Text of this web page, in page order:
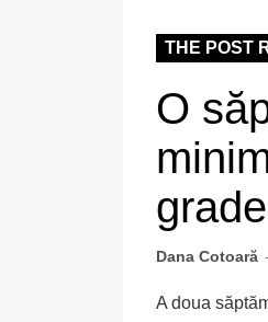
THE POST
O
grade
Dana Cotoară
A doua